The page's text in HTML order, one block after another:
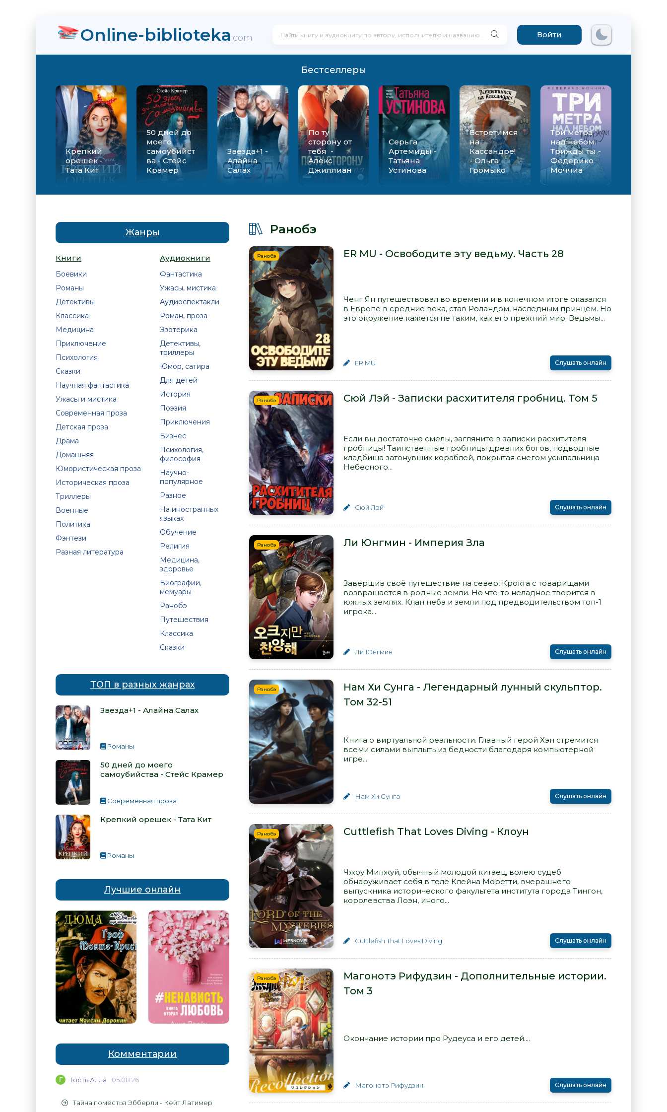
Online-biblioteka.com Войти
Бестселлеры
Крепкий
орешек -
Тата Кит
50 дней до
моего
самоубийст
ва - Стейс
Крамер
Звезда+1 -
Алайна
Салах
По ту
сторону от
тебя -
Алекс
Джиллиан
Серьга
Артемиды -
Татьяна
Устинова
Встретимся
на
Кассандре!
- Ольга
Громыко
Три метра
над небом.
Трижды ты -
Федерико
Моччиа
Жанры
Книги
Боевики
Романы
Детективы
Классика
Медицина
Приключение
Психология
Сказки
Научная фантастика
Ужасы и мистика
Современная проза
Детская проза
Драма
Домашняя
Юмористическая проза
Историческая проза
Триллеры
Военные
Политика
Фэнтези
Разная литература
Аудиокниги
Фантастика
Ужасы, мистика
Аудиоспектакли
Роман, проза
Эзотерика
Детективы,
триллеры
Юмор, сатира
Для детей
История
Поэзия
Приключения
Бизнес
Психология,
философия
Научно-
популярное
Разное
На иностранных
языках
Обучение
Религия
Медицина,
здоровье
Биографии,
мемуары
Ранобэ
Путешествия
Классика
Сказки
ТОП в разных жанрах
Звезда+1 - Алайна Салах
Романы
50 дней до моего
самоубийства - Стейс Крамер
Современная проза
Крепкий орешек - Тата Кит
Романы
Лучшие онлайн
Комментарии
Г Гость Алла 05.08.26
Тайна поместья Эбберли - Кейт Латимер
Ранобэ
Ранобэ ER MU - Освободите эту ведьму. Часть 28
Ченг Ян путешествовал во времени и в конечном итоге оказался
в Европе в средние века, став Роландом, наследным принцем. Но
это окружение кажется не таким, как его прежний мир. Ведьмы...
ER MU Слушать онлайн
Ранобэ Сюй Лэй - Записки расхитителя гробниц. Том 5
Если вы достаточно смелы, загляните в записки расхитителя
гробницы! Таинственные гробницы древних богов, подводные
кладбища затонувших кораблей, покрытая снегом усыпальница
Небесного...
Сюй Лэй Слушать онлайн
Ранобэ Ли Юнгмин - Империя Зла
Завершив своё путешествие на север, Крокта с товарищами
возвращается в родные земли. Но что-то неладное творится в
южных землях. Клан неба и земли под предводительством топ-1
игрока...
Ли Юнгмин Слушать онлайн
Ранобэ
Нам Хи Сунга - Легендарный лунный скульптор.
Том 32-51
Книга о виртуальной реальности. Главный герой Хэн стремится
всеми силами выплыть из бедности благодаря компьютерной
игре....
Нам Хи Сунга Слушать онлайн
Ранобэ Cuttlefish That Loves Diving - Клоун
Чжоу Минжуй, обычный молодой китаец, волею судеб
обнаруживает себя в теле Клейна Моретти, вчерашнего
выпускника исторического факультета института города Тингон,
королевства Лоэн, иного...
Cuttlefish That Loves Diving Слушать онлайн
Ранобэ
Магонотэ Рифудзин - Дополнительные истории.
Том 3
Окончание истории про Рудеуса и его детей....
Магонотэ Рифудзин Слушать онлайн